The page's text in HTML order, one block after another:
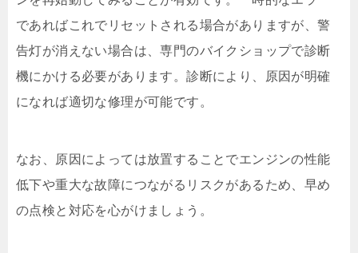
であればこれでリセットされる場合がありますが、警
告灯が消えない場合は、専門のバイクショップで診断
機にかける必要があります。診断により、原因が明確
になれば適切な修理が可能です。
なお、原因によっては放置することでエンジンの性能
低下や重大な故障につながるリスクがあるため、早め
の点検と対応を心がけましょう。